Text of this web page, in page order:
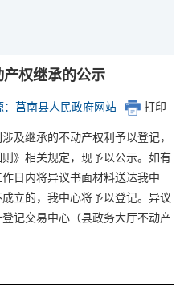
权继承的公示
：莒南县人民政府网站 打印
及继承的不动产权利予以登记，
》相关规定，现予以公示。如有
日内将异议书面材料送达我中
立的，我中心将予以登记。异议
记交易中心（县政务大厅不动产